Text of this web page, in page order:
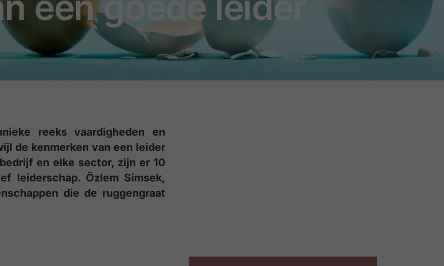
reeks vaardigheden en
de kenmerken van een leider
en elke sector, zijn er 10
leiderschap. Özlem Simsek,
die de ruggengraat